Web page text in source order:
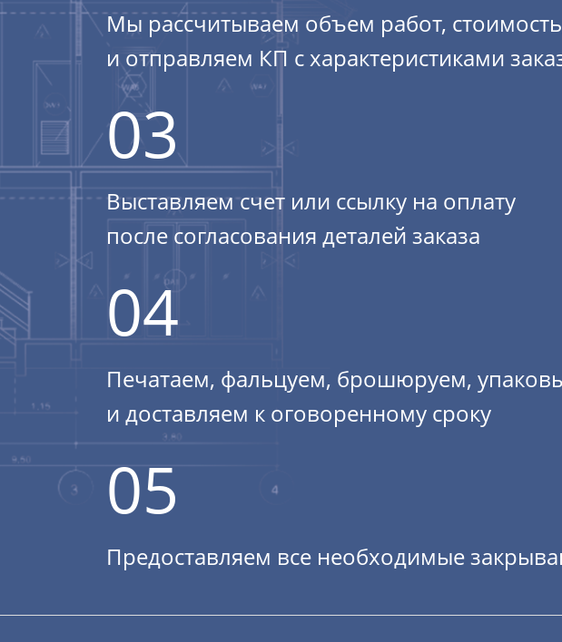
Мы расcчитываем объем работ,
и отправляем КП с характеристиками
03
Выставляем счет или ссылку на оплату
после согласования деталей заказа
04
Печатаем, фальцуем, брошюруем,
и доставляем к оговоренному сроку
05
Предоставляем все необходимые